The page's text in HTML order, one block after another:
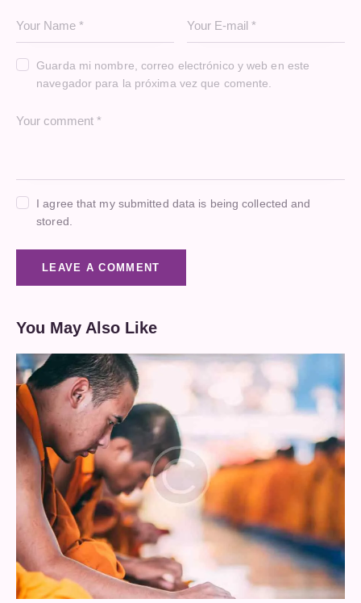
Guarda mi nombre, correo electrónico y web en este
navegador para la próxima vez que comente.
I agree that my submitted data is being collected and
stored.
You May Also Like